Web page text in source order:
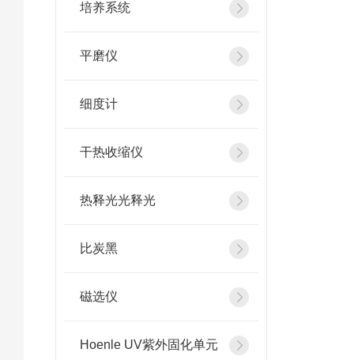
培养系统
平磨仪
细度计
干热收缩仪
热释光光释光
比炭黑
磁选仪
Hoenle UV紫外固化单元